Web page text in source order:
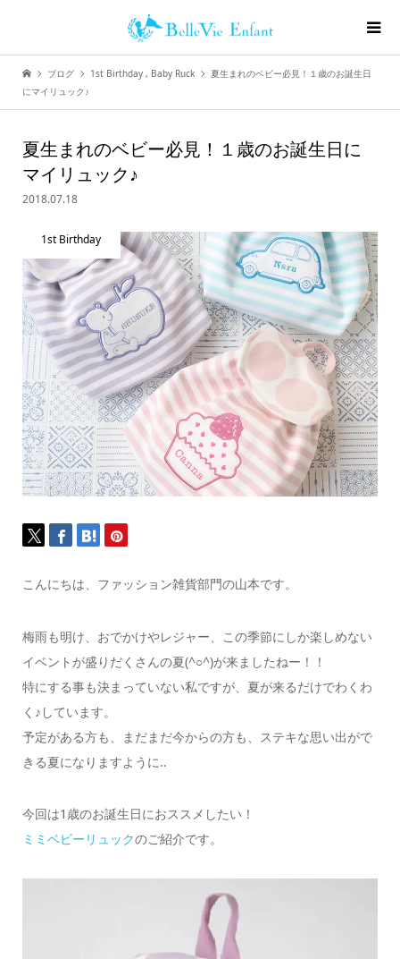
ブログ 1st Birthday , Baby Ruck
夏生まれのベビー必見！１歳のお誕生日
にマイリュック♪
夏生まれのベビー必見！１歳のお誕生日に
マイリュック♪
2018.07.18
1st Birthday
こんにちは、ファッション雑貨部門の山本です。
梅雨も明け、おでかけやレジャー、この季節にしか楽しめない
イベントが盛りだくさんの夏(^○^)が来ましたねー！！
特にする事も決まっていない私ですが、夏が来るだけでわくわ
く♪しています。
予定がある方も、まだまだ今からの方も、ステキな思い出がで
きる夏になりますように..
今回は1歳のお誕生日におススメしたい！
ミミベビーリュックのご紹介です。